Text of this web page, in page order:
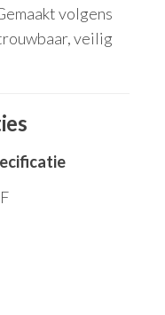
volgens
veilig